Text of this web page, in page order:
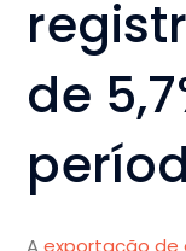
de
Aexportação de